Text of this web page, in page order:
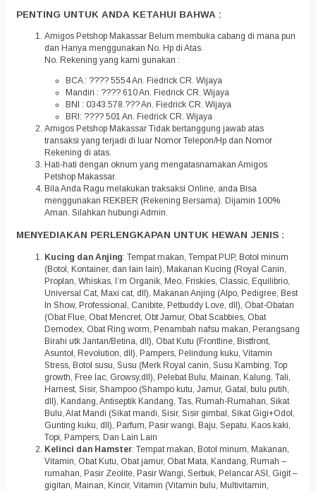
PENTING UNTUK ANDA KETAHUI BAHWA :
Amigos Petshop Makassar Belum membuka cabang di mana pun
dan Hanya menggunakan No. Hp di Atas.
No. Rekening yang kami gunakan :
BCA : ???? 5554 An. Fiedrick CR. Wijaya
Mandiri : ???? 610 An. Fiedrick CR. Wijaya
BNI : 0343.578.??? An. Fiedrick CR. Wijaya
BRI: ???? 501 An. Fiedrick CR. Wijaya
Amigos Petshop Makassar Tidak bertanggung jawab atas
transaksi yang terjadi di luar Nomor Telepon/Hp dan Nomor
Rekening di atas.
Hati-hati dengan oknum yang mengatasnamakan Amigos
Petshop Makassar.
Bila Anda Ragu melakukan traksaksi Online, anda Bisa
menggunakan REKBER (Rekening Bersama). Dijamin 100%
Aman. Silahkan hubungi Admin.
MENYEDIAKAN PERLENGKAPAN UNTUK HEWAN JENIS :
Kucing dan Anjing: Tempat makan, Tempat PUP, Botol minum
(Botol, Kontainer, dan lain lain), Makanan Kucing (Royal Canin,
Proplan, Whiskas, I’m Organik, Meo, Friskies, Classic, Equilibrio,
Universal Cat, Maxi cat, dll), Makanan Anjing (Alpo, Pedigree, Best
In Show, Professional, Canibite, Petbuddy Love, dll), Obat-Obatan
(Obat Flue, Obat Mencret, Obt Jamur, Obat Scabbies, Obat
Demodex, Obat Ring worm, Penambah nafsu makan, Perangsang
Birahi utk Jantan/Betina, dll), Obat Kutu (Frontline, Bistfront,
Asuntol, Revolution, dll), Pampers, Pelindung kuku, Vitamin
Stress, Botol susu, Susu (Merk Royal canin, Susu Kambing, Top
growth, Free lac, Growsy,dll), Pelebat Bulu, Mainan, Kalung, Tali,
Harnest, Sisir, Shampoo (Shampo kutu, Jamur, Gatal, bulu putih,
dll), Kandang, Antiseptik Kandang, Tas, Rumah-Rumahan, Sikat
Bulu, Alat Mandi (Sikat mandi, Sisir, Sisir gimbal, Sikat Gigi+Odol,
Gunting kuku, dll), Parfum, Pasir wangi, Baju, Sepatu, Kaos kaki,
Topi, Pampers, Dan Lain Lain
Kelinci dan Hamster: Tempat makan, Botol minum, Makanan,
Vitamin, Obat Kutu, Obat jamur, Obat Mata, Kandang, Rumah –
rumahan, Pasir Zeolite, Pasir Wangi, Serbuk, Pelancar ASI, Gigit –
gigitan, Mainan, Kincir, Vitamin (Vitamin bulu, Multivitamin,